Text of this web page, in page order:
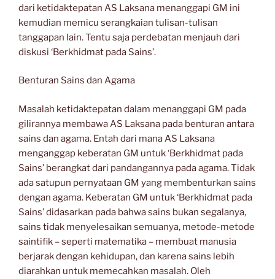
dari ketidaktepatan AS Laksana menanggapi GM ini
kemudian memicu serangkaian tulisan-tulisan
tanggapan lain. Tentu saja perdebatan menjauh dari
diskusi ‘Berkhidmat pada Sains’.
Benturan Sains dan Agama
Masalah ketidaktepatan dalam menanggapi GM pada
gilirannya membawa AS Laksana pada benturan antara
sains dan agama. Entah dari mana AS Laksana
menganggap keberatan GM untuk ‘Berkhidmat pada
Sains’ berangkat dari pandangannya pada agama. Tidak
ada satupun pernyataan GM yang membenturkan sains
dengan agama. Keberatan GM untuk ‘Berkhidmat pada
Sains’ didasarkan pada bahwa sains bukan segalanya,
sains tidak menyelesaikan semuanya, metode-metode
saintifik – seperti matematika – membuat manusia
berjarak dengan kehidupan, dan karena sains lebih
diarahkan untuk memecahkan masalah. Oleh